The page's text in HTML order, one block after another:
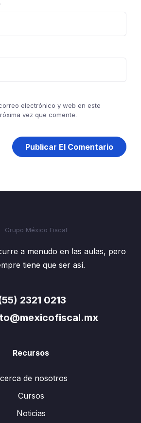
electrónico y web en este
vez que comente.
a menudo en las aulas, pero
tiene que ser así.
2321 0213
Recursos
de nosotros
Cursos
Noticias